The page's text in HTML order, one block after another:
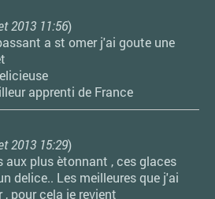
2013 11:56)
a st omer j'ai goute une
apprenti de France
2013 15:29)
aux plus ètonnant , ces glaces
delice.. Les meilleures que j'ai
pour cela je revient